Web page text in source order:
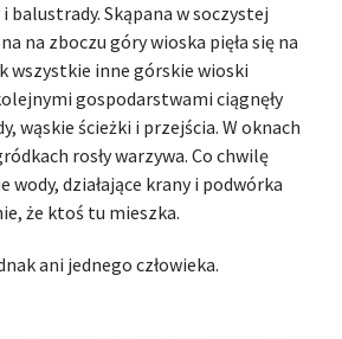
balustrady. Skąpana w soczystej
na zboczu góry wioska pięła się na
wszystkie inne górskie wioski
gospodarstwami ciągnęły
wąskie ścieżki i przejścia. W oknach
rosły warzywa. Co chwilę
wody, działające krany i podwórka
że ktoś tu mieszka.
ani jednego człowieka.